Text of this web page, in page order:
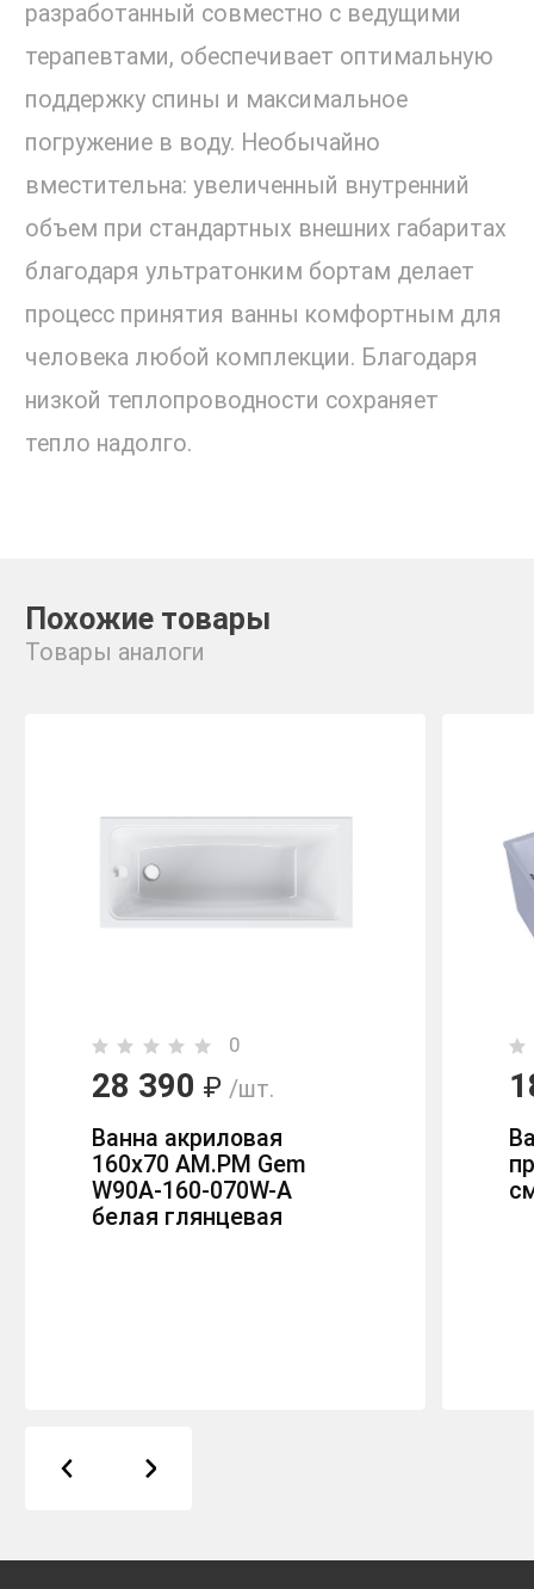
разработанный совместно с ведущими
терапевтами, обеспечивает оптимальную
поддержку спины и максимальное
погружение в воду. Необычайно
вместительна: увеличенный внутренний
объем при стандартных внешних габаритах
благодаря ультратонким бортам делает
процесс принятия ванны комфортным для
человека любой комплекции. Благодаря
низкой теплопроводности сохраняет
тепло надолго.
Похожие товары
Товары аналоги
0
28 390 ₽ /шт.
Ванна акриловая
160x70 AM.PM Gem
W90A-160-070W-A
белая глянцевая